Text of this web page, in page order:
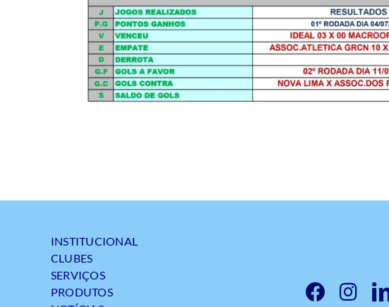
INSTITUCIONAL
CLUBES
SERVIÇOS
PRODUTOS